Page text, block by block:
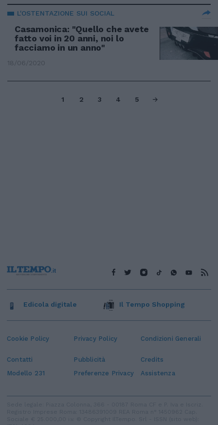
L'OSTENTAZIONE SUI SOCIAL
Casamonica: "Quello che avete
fatto voi in 20 anni, noi lo
facciamo in un anno"
18/06/2020
1 2 3 4 5
Cookie Policy Privacy Policy Condizioni Generali
Contatti Pubblicità
Credits
Modello 231
Preferenze Privacy Assistenza
Edicola digitale Il Tempo Shopping